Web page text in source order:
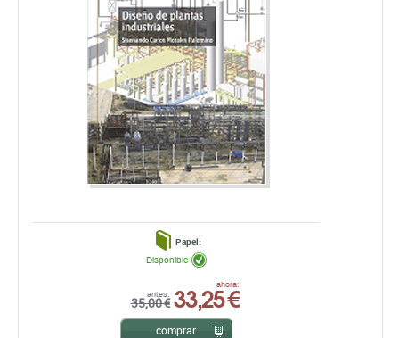
Papel:
antes:
35,00 €
ahora:
33,25 €
Disponible
comprar